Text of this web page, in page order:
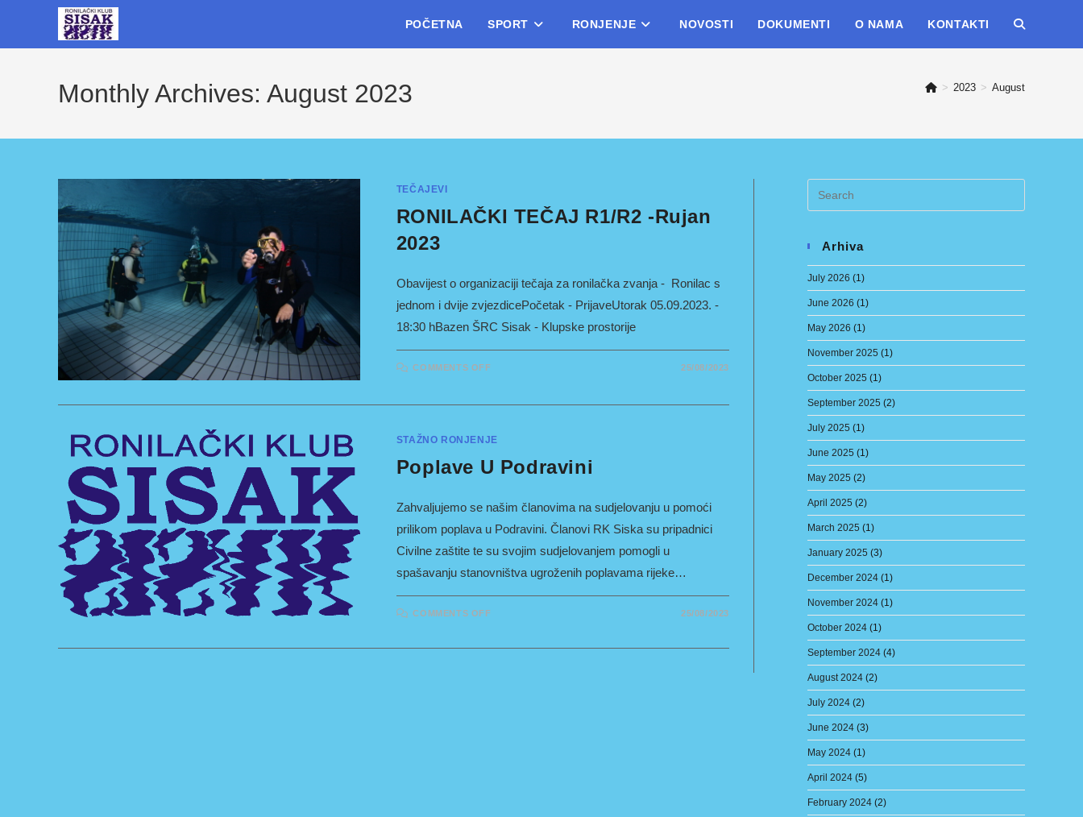
content
POČETNA SPORT RONJENJE NOVOSTI DOKUMENTI O NAMA KONTAKTI TOGGLE
Monthly Archives: August 2023 > 2023 > August
TEČAJEVI
RONILAČKI TEČAJ R1/R2 -Rujan
2023
Obavijest o organizaciji tečaja za ronilačka zvanja - Ronilac s
jednom i dvije zvjezdicePočetak - PrijaveUtorak 05.09.2023. -
18:30 hBazen ŠRC Sisak - Klupske prostorije
COMMENTS OFF
-
25/08/2023
STAŽNO RONJENJE
Poplave U Podravini
Zahvaljujemo se našim članovima na sudjelovanju u pomoći
prilikom poplava u Podravini. Članovi RK Siska su pripadnici
Civilne zaštite te su svojim sudjelovanjem pomogli u
spašavanju stanovništva ugroženih poplavama rijeke…
COMMENTS OFF 25/08/2023
Arhiva
July 2026 (1)
June 2026 (1)
May 2026 (1)
November 2025 (1)
October 2025 (1)
September 2025 (2)
July 2025 (1)
June 2025 (1)
May 2025 (2)
April 2025 (2)
March 2025 (1)
January 2025 (3)
December 2024 (1)
November 2024 (1)
October 2024 (1)
September 2024 (4)
August 2024 (2)
July 2024 (2)
June 2024 (3)
May 2024 (1)
April 2024 (5)
February 2024 (2)